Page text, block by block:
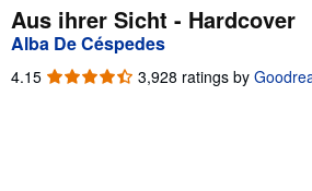
My Purchases
Advanced Search
Browse Collections
Aus ihrer Sicht - Hardcover
Alba De Céspedes
4.15 4.15
3,928 ratings by